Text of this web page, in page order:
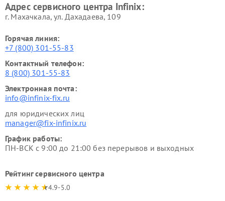
Адрес сервисного центра Infinix:
г. Махачкала, ул. Дахадаева, 109
Горячая линия:
+7 (800) 301-55-83
Контактный телефон:
8 (800) 301-55-83
Электронная почта:
info@infinix-fix.ru
для юридических лиц
manager@fix-infinix.ru
График работы:
ПН-ВСК с 9:00 до 21:00 без перерывов и выходных
Рейтинг сервисного центра
4.9-5.0